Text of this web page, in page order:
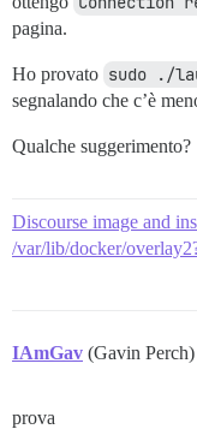
pagina.
Ho provato sudo ./
segnalando che c’è
Qualche suggerimento?
Discourse image and
/var/lib/docker/
IAmGav (Gavin Perch)
prova